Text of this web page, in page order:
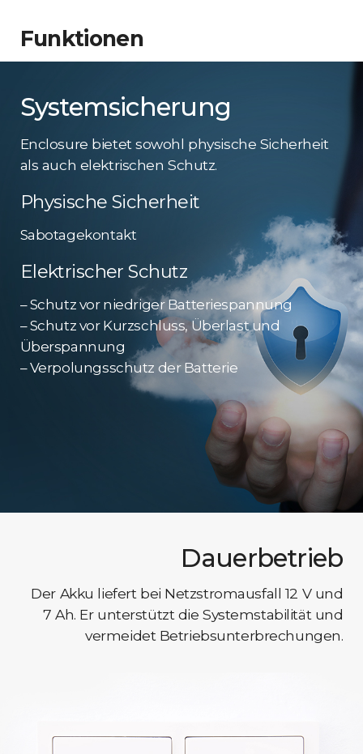
Funktionen
Systemsicherung
Enclosure bietet sowohl physische Sicherheit
als auch elektrischen Schutz.
Physische Sicherheit
Sabotagekontakt
Elektrischer Schutz
– Schutz vor niedriger Batteriespannung
– Schutz vor Kurzschluss, Überlast und
Überspannung
– Verpolungsschutz der Batterie
Dauerbetrieb
Der Akku liefert bei Netzstromausfall 12 V und
7 Ah. Er unterstützt die Systemstabilität und
vermeidet Betriebsunterbrechungen.